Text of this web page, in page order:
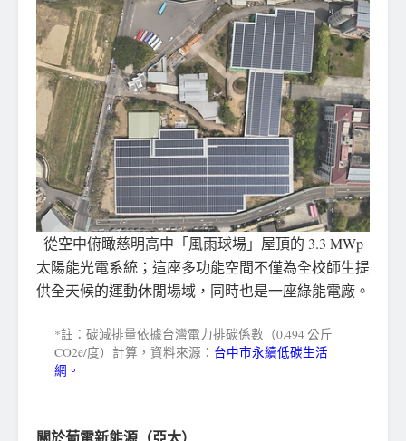
從空中俯瞰慈明高中「風雨球場」屋頂的 3.3 MWp
太陽能光電系統；這座多功能空間不僅為全校師生提
供全天候的運動休閒場域，同時也是一座綠能電廠。
*註：碳減排量依據台灣電力排碳係數（0.494 公斤
CO2e/度）計算，資料來源： 台中市永續低碳生活
網。
關於葡電新能源（亞太）